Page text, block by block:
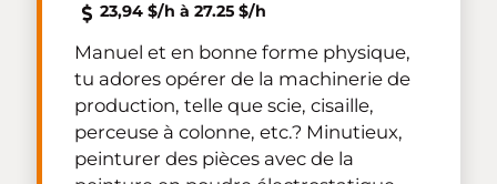
23,94 $/h à 27.25 $/h
Manuel et en bonne forme physique,
tu adores opérer de la machinerie de
production, telle que scie, cisaille,
perceuse à colonne, etc.? Minutieux,
peinturer des pièces avec de la